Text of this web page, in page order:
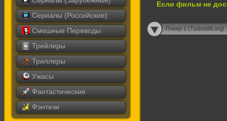
Сериалы (Российские)
Смешные Переводы
Трейлеры
Триллеры
Ужасы
Фантастические
Фэнтези
Если фильм не
Плеер 1 (Turbobitit.org)